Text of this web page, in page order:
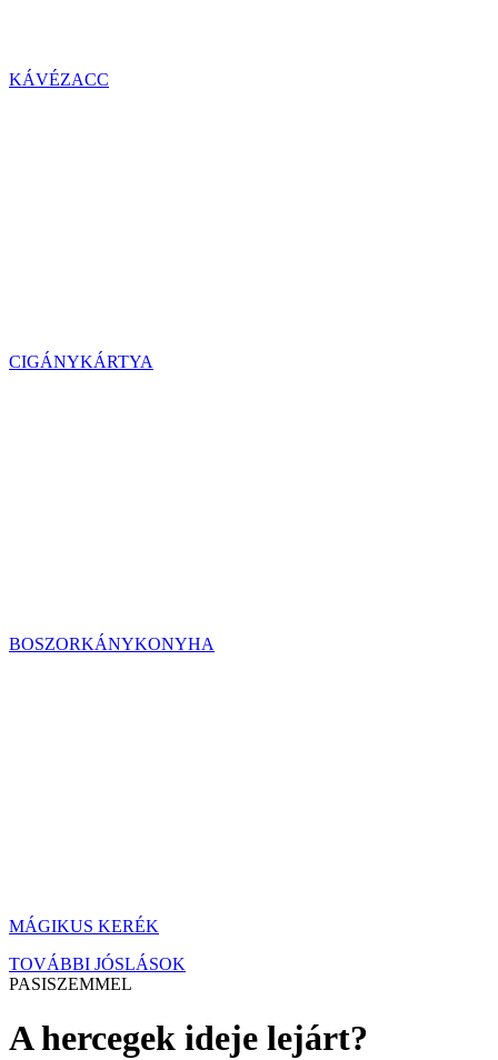
KÁVÉZACC
CIGÁNYKÁRTYA
BOSZORKÁNYKONYHA
MÁGIKUS KERÉK
TOVÁBBI JÓSLÁSOK
PASISZEMMEL
A hercegek ideje lejárt?